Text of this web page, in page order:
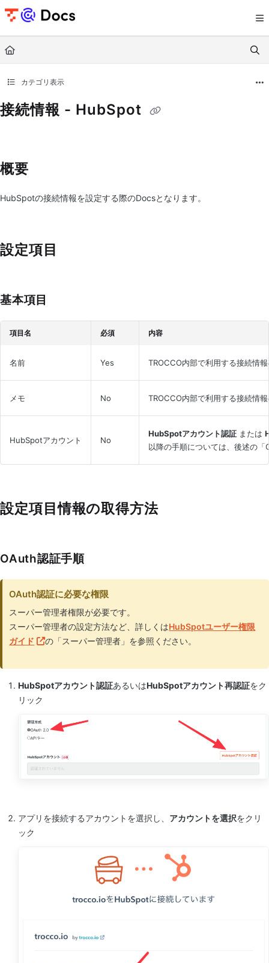
Documentation Index
Use this file to discover all available pages before exploring further.
カテゴリ表示
接続情報 - HubSpot
概要
HubSpotの接続情報を設定する際のDocsとなります。
設定項目
基本項目
項目名 必須 内容
名前 Yes TROCCO内部で利用する接続情
メモ No TROCCO内部で利用する接続情
HubSpotアカウント No
HubSpotアカウント認証 または
以降の手順については、後述の
設定項目情報の取得方法
OAuth認証手順
OAuth認証に必要な権限
スーパー管理者権限が必要です。
スーパー管理者の設定方法など、詳しくはHubSpotユーザー権限
ガイド
の「スーパー管理者」を参照ください。
HubSpotアカウント認証あるいはHubSpotアカウント再認証をク
リック
アプリを接続するアカウントを選択し、 アカウントを選択をクリ
ック